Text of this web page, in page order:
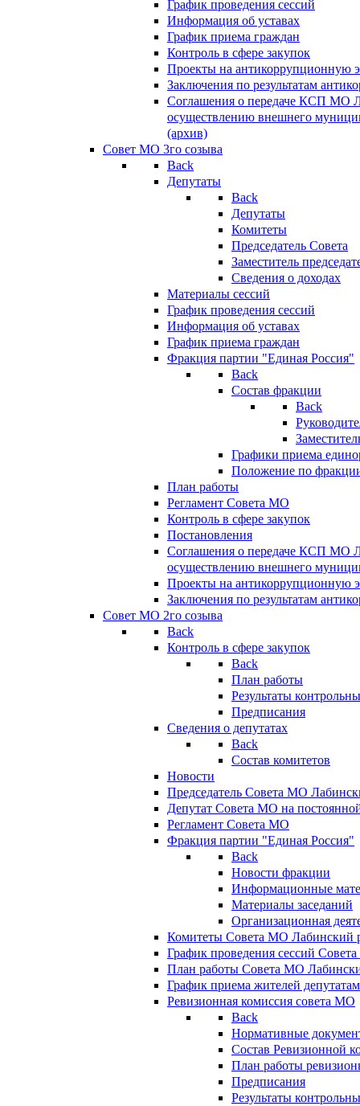
График проведения сессий
Информация об уставах
График приема граждан
Контроль в сфере закупок
Проекты на антикоррупционную
Заключения по результатам
Соглашения о передаче КСП МО
осуществлению внешнего
(архив)
Совет МО 3го созыва
Back
Депутаты
Back
Депутаты
Комитеты
Председатель Совета
Заместитель
Сведения о доходах
Материалы сессий
График проведения сессий
Информация об уставах
График приема граждан
Фракция партии "Единая Россия"
Back
Состав фракции
Back
Графики приема
Положение по
План работы
Регламент Совета МО
Контроль в сфере закупок
Постановления
Соглашения о передаче КСП МО
осуществлению внешнего
Проекты на антикоррупционную
Заключения по результатам
Совет МО 2го созыва
Back
Контроль в сфере закупок
Back
План работы
Результаты
Предписания
Сведения о депутатах
Back
Состав комитетов
Новости
Председатель Совета МО
Депутат Совета МО на
Регламент Совета МО
Фракция партии "Единая Россия"
Back
Новости фракции
Информационные
Материалы заседаний
Организационная
Комитеты Совета МО Лабинский
График проведения сессий
План работы Совета МО
График приема жителей
Ревизионная комиссия совета МО
Back
Нормативные
Состав Ревизионной
План работы
Предписания
Результаты